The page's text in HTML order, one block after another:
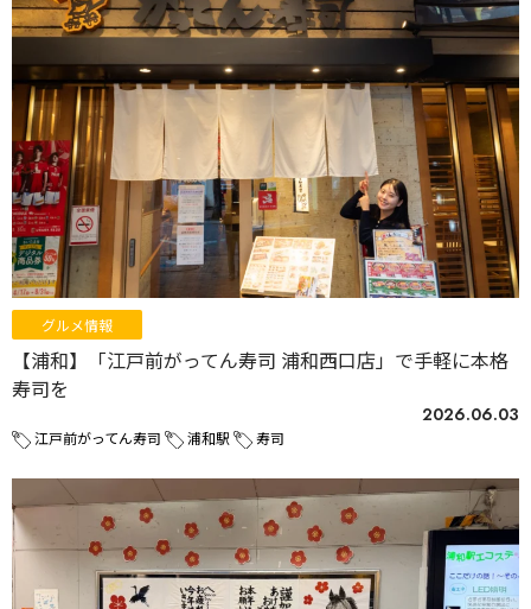
グルメ情報
【浦和】「江戸前がってん寿司 浦和西口店」で手軽に本格
寿司を
2026.06.03
江戸前がってん寿司 浦和駅 寿司